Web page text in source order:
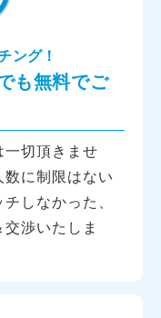
ング！
も無料でご
一切頂きませ
に制限はない
しなかった、
渉いたしま